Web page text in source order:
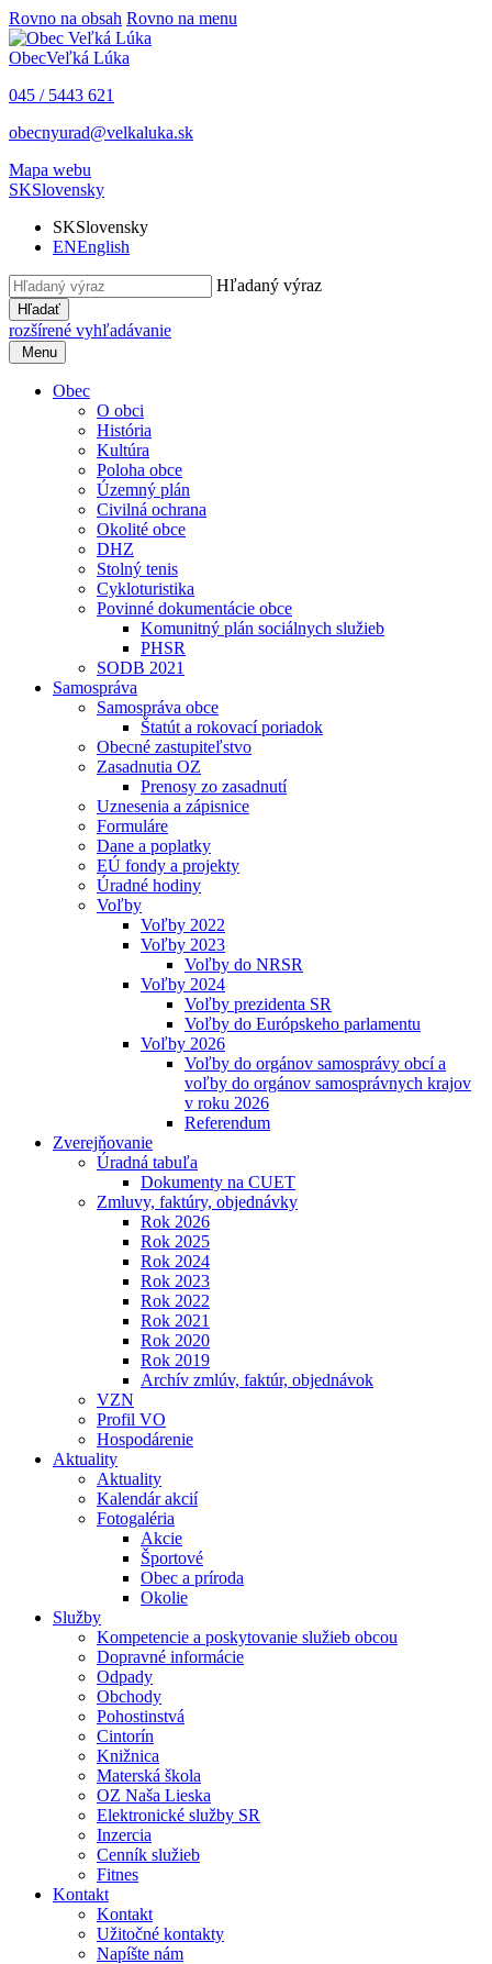
Rovno na obsah Rovno na menu
ObecVeľká Lúka
045 / 5443 621
obecnyurad@velkaluka.sk
Mapa webu
SKSlovensky
SKSlovensky
ENEnglish
Hľadaný výraz
Hľadať
rozšírené vyhľadávanie
Menu
Obec
O obci
História
Kultúra
Poloha obce
Územný plán
Civilná ochrana
Okolité obce
DHZ
Stolný tenis
Cykloturistika
Povinné dokumentácie obce
Komunitný plán sociálnych služieb
PHSR
SODB 2021
Samospráva
Samospráva obce
Štatút a rokovací poriadok
Obecné zastupiteľstvo
Zasadnutia OZ
Prenosy zo zasadnutí
Uznesenia a zápisnice
Formuláre
Dane a poplatky
EÚ fondy a projekty
Úradné hodiny
Voľby
Voľby 2022
Voľby 2023
Voľby do NRSR
Voľby 2024
Voľby prezidenta SR
Voľby do Európskeho parlamentu
Voľby 2026
Voľby do orgánov samosprávy obcí a
voľby do orgánov samosprávnych krajov
v roku 2026
Referendum
Zverejňovanie
Úradná tabuľa
Dokumenty na CUET
Zmluvy, faktúry, objednávky
Rok 2026
Rok 2025
Rok 2024
Rok 2023
Rok 2022
Rok 2021
Rok 2020
Rok 2019
Archív zmlúv, faktúr, objednávok
VZN
Profil VO
Hospodárenie
Aktuality
Aktuality
Kalendár akcií
Fotogaléria
Akcie
Športové
Obec a príroda
Okolie
Služby
Kompetencie a poskytovanie služieb obcou
Dopravné informácie
Odpady
Obchody
Pohostinstvá
Cintorín
Knižnica
Materská škola
OZ Naša Lieska
Elektronické služby SR
Inzercia
Cenník služieb
Fitnes
Kontakt
Kontakt
Užitočné kontakty
Napíšte nám